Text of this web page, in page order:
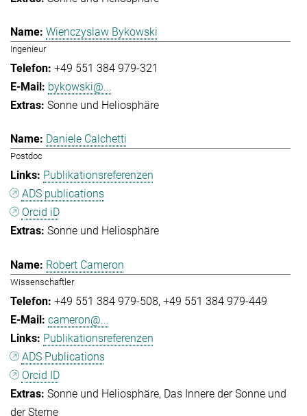
Wienczyslaw Bykowski
Ingenieur
+49 551 384 979-321
bykowski@...
Sonne und Heliosphäre
Daniele Calchetti
Postdoc
Publikationsreferenzen
ADS publications
Orcid iD
Sonne und Heliosphäre
Robert Cameron
Wissenschaftler
+49 551 384 979-508 +49 551 384 979-449
cameron@...
Publikationsreferenzen
ADS Publications
Orcid ID
Sonne und Heliosphäre Das Innere der Sonne und
der Sterne